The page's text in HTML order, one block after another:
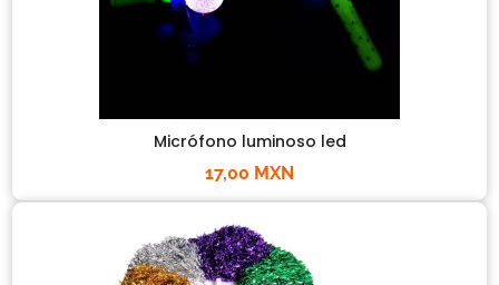
Micrófono luminoso led
17,00 MXN